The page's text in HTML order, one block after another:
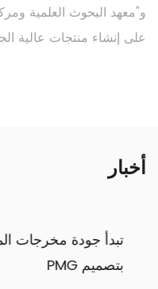
و"معهد البحوث العلمية
على إنشاء منتجات عالية
أخبار
درجة حرارة مضخة مياه